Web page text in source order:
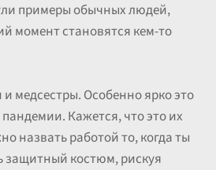
примеры обычных людей,
момент становятся кем-то
медсестры. Особенно ярко это
Кажется, что это их
назвать работой то, когда ты
защитный костюм, рискуя